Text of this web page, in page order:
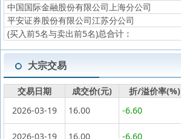
中国国际金融股份有限公司上海分公司
平安证券股份有限公司江苏分公司
(买入前5名与卖出前5名)总合计：
大宗交易
交易日期 成交价(元) 折/溢价率(%)
2026-03-19
16.00 -6.60
2026-03-19 16.00 -6.60